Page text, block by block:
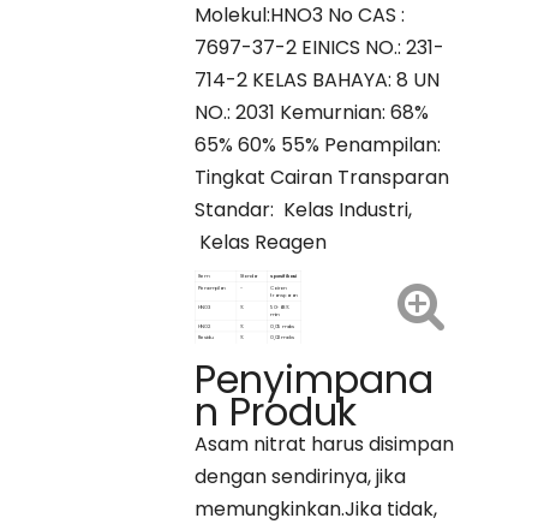
Molekul:HNO3 No CAS :
7697-37-2 EINICS NO.: 231-
714-2 KELAS BAHAYA: 8 UN
NO.: 2031 Kemurnian: 68%
65% 60% 55% Penampilan:
Tingkat Cairan Transparan
Standar: Kelas Industri,
Kelas Reagen
Item Standar Spesifikasi
Penampilan -
Cairan
transparan
HNO3
%
50-68%
min
HNO2
%
0,05 maks
Residu
% 0,02 maks
Penyimpana
n Produk
Asam nitrat harus disimpan
dengan sendirinya, jika
memungkinkan.Jika tidak,